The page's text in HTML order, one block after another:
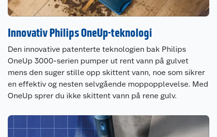
Innovativ Philips OneUp-teknologi
Den innovative patenterte teknologien bak Philips
OneUp 3000-serien pumper ut rent vann på gulvet
mens den suger stille opp skittent vann, noe som sikrer
en effektiv og nesten selvgående moppopplevelse. Med
OneUp sprer du ikke skittent vann på rene gulv.